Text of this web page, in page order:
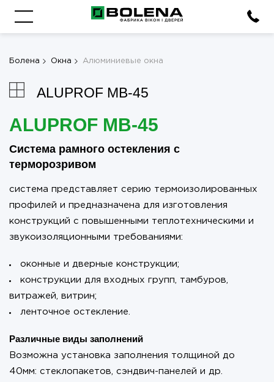
Болена Окна Алюминиевые окна
ALUPROF MB-45
ALUPROF MB-45
Система рамного остекления с
терморозривом
система представляет серию термоизолированных
профилей и предназначена для изготовления
конструкций с повышенными теплотехническими и
звукоизоляционными требованиями:
оконные и дверные конструкции;
конструкции для входных групп, тамбуров,
витражей, витрин;
ленточное остекление.
Различные виды заполнений
Возможна установка заполнения толщиной до
40мм: стеклопакетов, сэндвич-панелей и др.